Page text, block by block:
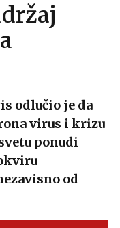
odlučio je da
virus i krizu
ponudi
od